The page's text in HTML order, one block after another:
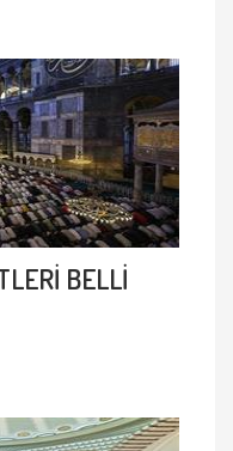
BELLİ